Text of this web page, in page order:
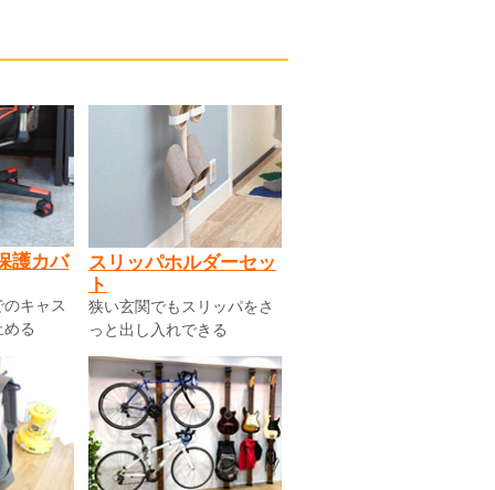
護カバ
キャス
る
スリッパホルダーセッ
ト
狭い玄関でもスリッパをさ
っと出し入れできる